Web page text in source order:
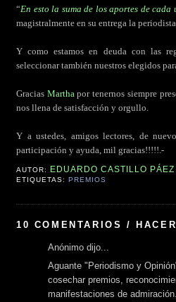
“En esto la suma de los aportes de
magistralmente en su entrega la
Y como estamos en deuda con las
seleccionar también nuestros elegidos
Gracias Marthapor tenernos siempre
nos llena de satisfacción y orgullo.
Y a ustedes, amigos lectores, de
participación y ayuda, mil gracias!!!!!.-
AUTOR: EDUARDO CASTILLO PÁEZ
ETIQUETAS:PREMIOS
10 COMENTARIOS /
Anónimo dijo...
Aguante "Periodismo y
cosechar premios,
manifestaciones de